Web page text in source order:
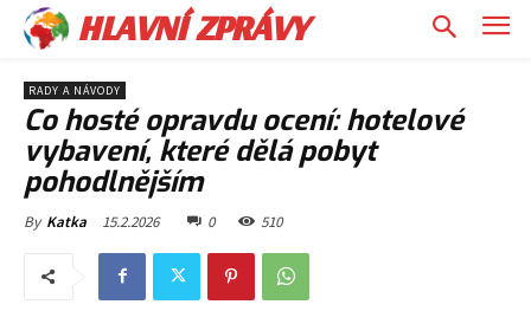
HLAVNÍ ZPRÁVY
RADY A NÁVODY
Co hosté opravdu ocení: hotelové
vybavení, které dělá pobyt
pohodlnějším
By Katka 15.2.2026 0 510